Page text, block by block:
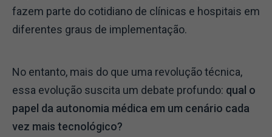
fazem parte do cotidiano de clínicas e hospitais em
diferentes graus de implementação.
No entanto, mais do que uma revolução técnica,
essa evolução suscita um debate profundo: qual o
papel da autonomia médica em um cenário cada
vez mais tecnológico?